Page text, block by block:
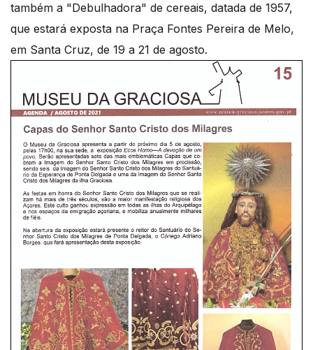
também a "Debulhadora" de cereais, datada de 1957,
que estará exposta na Praça Fontes Pereira de Melo,
em Santa Cruz, de 19 a 21 de agosto.